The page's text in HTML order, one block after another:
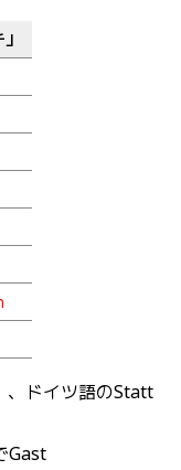
、ドイツ語のStatt
Gast